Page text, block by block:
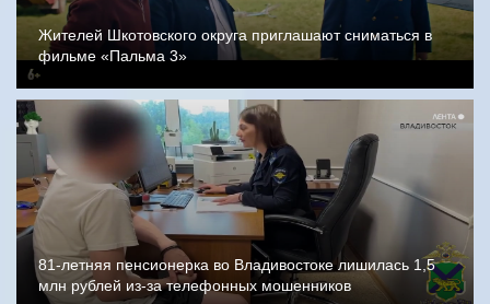
Жителей Шкотовского округа приглашают сниматься в
фильме «Пальма 3»
81-летняя пенсионерка во Владивостоке лишилась 1,5
млн рублей из-за телефонных мошенников